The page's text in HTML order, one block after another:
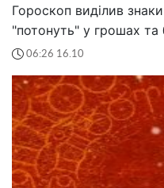
Гороскоп виділив
"потонуть" у грошах та
06:26 16.10